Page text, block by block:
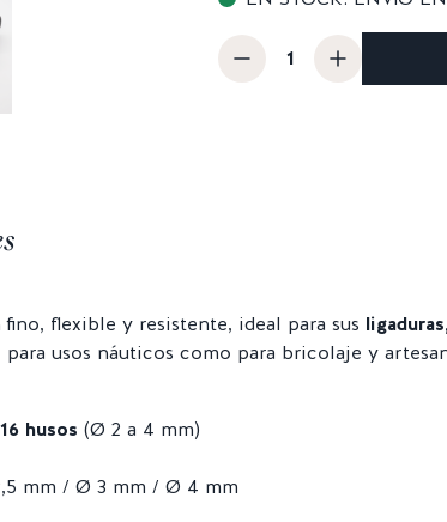
flexible y resistente, ideal para sus
usos náuticos como para bricolaje y
16 husos (Ø 2 a 4 mm)
mm / Ø 3 mm / Ø 4 mm